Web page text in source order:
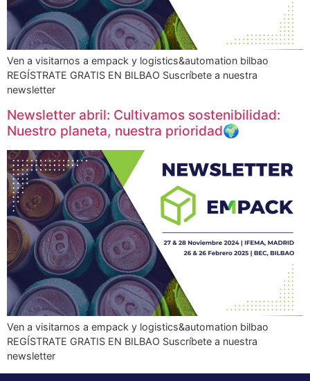
Ven a visitarnos a empack y logistics&automation bilbao
REGÍSTRATE GRATIS EN BILBAO Suscríbete a nuestra
newsletter
Newsletter abril: Cultivamos sostenibilidad:
Nuestro planeta, nuestra prioridad🌍
Ven a visitarnos a empack y logistics&automation bilbao
REGÍSTRATE GRATIS EN BILBAO Suscríbete a nuestra
newsletter